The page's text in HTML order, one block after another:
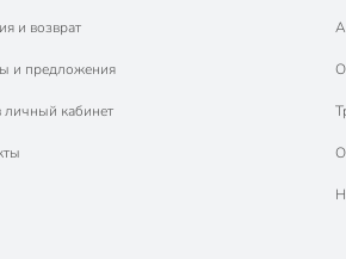
и возврат
и предложения
личный кабинет